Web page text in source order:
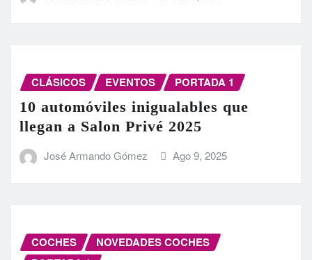
CLÁSICOS EVENTOS PORTADA 1
10 automóviles inigualables que
llegan a Salon Privé 2025
José Armando Gómez Ago 9, 2025
COCHES
NOVEDADES COCHES